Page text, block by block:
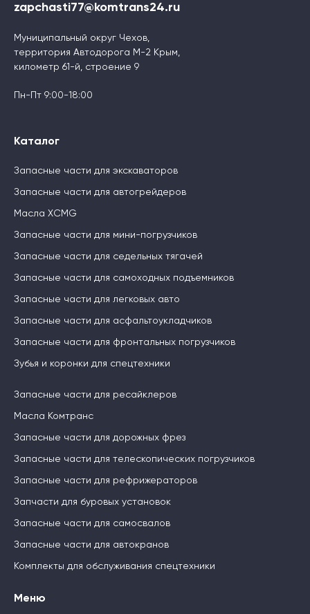
zapchasti77@komtrans24.ru
Муниципальный округ Чехов,
территория Автодорога М-2 Крым,
километр 61-й, строение 9
Пн-Пт 9:00-18:00
Каталог
Запасные части для экскаваторов
Запасные части для автогрейдеров
Масла XCMG
Запасные части для мини-погрузчиков
Запасные части для седельных тягачей
Запасные части для самоходных подъемников
Запасные части для легковых авто
Запасные части для асфальтоукладчиков
Запасные части для фронтальных погрузчиков
Зубья и коронки для спецтехники
Запасные части для ресайклеров
Масла Комтранс
Запасные части для дорожных фрез
Запасные части для телескопических погрузчиков
Запасные части для рефрижераторов
Запчасти для буровых установок
Запасные части для самосвалов
Запасные части для автокранов
Комплекты для обслуживания спецтехники
Меню